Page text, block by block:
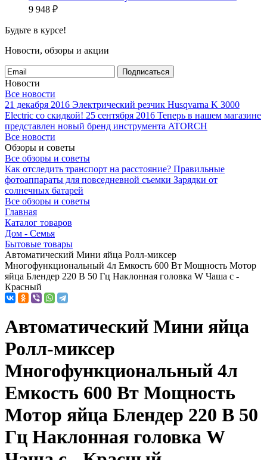
9 948 ₽
Будьте в курсе!
Новости, обзоры и акции
Подписаться
Новости
Все новости
21 декабря 2016 Электрический резчик Husqvarna K 3000
Electric со скидкой! 25 сентября 2016 Теперь в нашем магазине
представлен новый бренд инструмента ATORCH
Все новости
Обзоры и советы
Все обзоры и советы
Как отследить транспорт на расстояние? Правильные
фотоаппараты для повседневной съемки Зарядки от
солнечных батарей
Все обзоры и советы
Главная
Каталог товаров
Дом - Семья
Бытовые товары
Автоматический Мини яйца Ролл-миксер
Многофункциональный 4л Емкость 600 Вт Мощность Мотор
яйца Блендер 220 В 50 Гц Наклонная головка W Чаша с -
Красный
Автоматический Мини яйца
Ролл-миксер
Многофункциональный 4л
Емкость 600 Вт Мощность
Мотор яйца Блендер 220 В 50
Гц Наклонная головка W